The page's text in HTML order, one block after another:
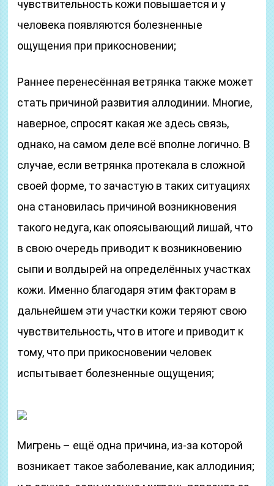
чувствительность кожи повышается и у
человека появляются болезненные
ощущения при прикосновении;
Раннее перенесённая ветрянка также может
стать причиной развития аллодинии. Многие,
наверное, спросят какая же здесь связь,
однако, на самом деле всё вполне логично. В
случае, если ветрянка протекала в сложной
своей форме, то зачастую в таких ситуациях
она становилась причиной возникновения
такого недуга, как опоясывающий лишай, что
в свою очередь приводит к возникновению
сыпи и волдырей на определённых участках
кожи. Именно благодаря этим факторам в
дальнейшем эти участки кожи теряют свою
чувствительность, что в итоге и приводит к
тому, что при прикосновении человек
испытывает болезненные ощущения;
Мигрень – ещё одна причина, из-за которой
возникает такое заболевание, как аллодиния;